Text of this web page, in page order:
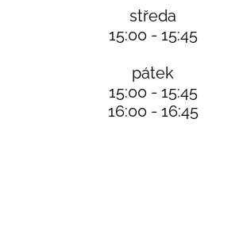
středa
15:00 - 15:45
pátek
15:00 - 15:45
16:00 - 16:45